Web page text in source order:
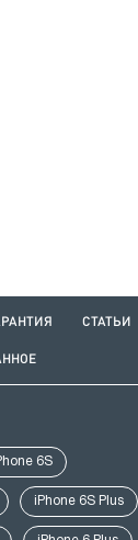
СТАТЬИ
6S
iPhone 6S Plus